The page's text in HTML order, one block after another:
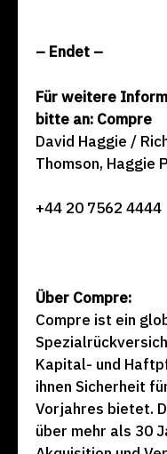
– Endet –
Für weitere
bitte an: Compre
David Haggie /
Thomson, Haggie
+44 20 7562 4444
Über Compre:
Compre ist ein
Kapital- und
ihnen Sicherheit
Vorjahres bietet.
über mehr als 30